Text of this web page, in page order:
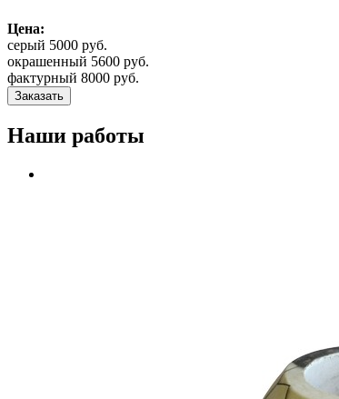
Цена:
серый 5000 руб.
окрашенный 5600 руб.
фактурный 8000 руб.
Заказать
Наши работы